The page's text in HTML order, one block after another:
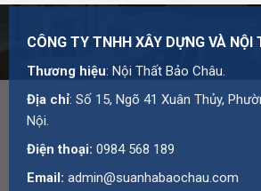
CÔNG TY TNHH XÂY DỰNG VÀ
Thương hiệu: Nội Thất Bảo Châu.
Địa chỉ: Số 15, Ngõ 41 Xuân Thủy,
Nội.
Điện thoại: 0984 568 189
Email: admin@suanhabaochau.com